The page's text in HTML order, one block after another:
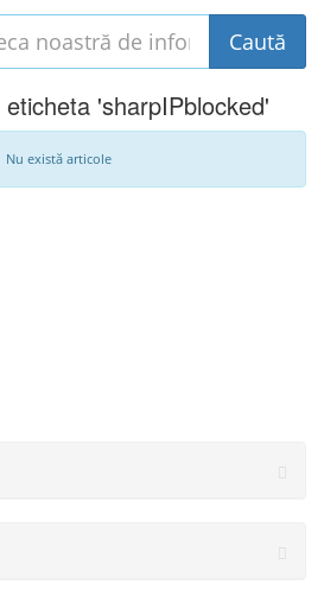
'sharpIPblocked'
Nu există articole